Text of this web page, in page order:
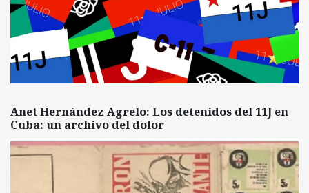
Anet Hernández Agrelo: Los detenidos del 11J en
Cuba: un archivo del dolor